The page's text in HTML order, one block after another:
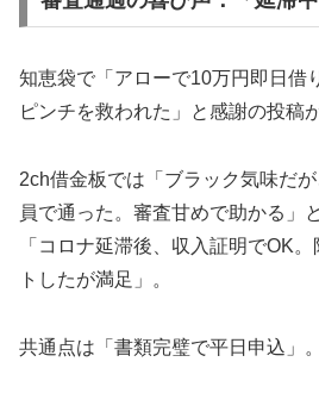
知恵袋で「アローで10万円即日借
ピンチを救われた」と感謝の投稿
2ch借金板では「ブラック気味だ
員で通った。審査甘めで助かる」
「コロナ延滞後、収入証明でOK
トしたが満足」。
共通点は「書類完璧で平日申込」。